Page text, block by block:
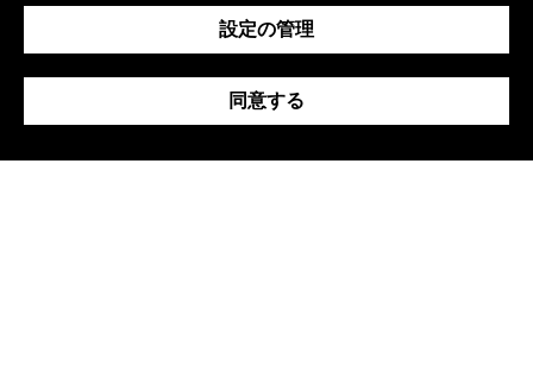
Anywhere
グローバル
韓国
中国
設定の管理
同意する